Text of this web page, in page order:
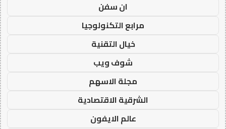
ان سفن
مرابع التكنولوجيا
خيال التقنية
شوف ويب
مجلة الاسهم
الشرقية الاقتصادية
عالم الايفون